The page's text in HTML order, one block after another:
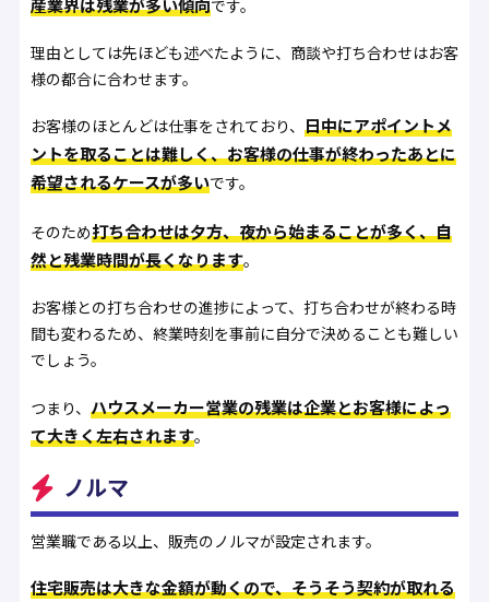
です。
理由としては先ほども述べたように、商談や打ち合わせはお客
様の都合に合わせます。
お客様のほとんどは仕事をされており、 日中にアポイントメ
ントを取ることは難しく、お客様の仕事が終わったあとに
希望されるケースが多いです。
そのため打ち合わせは夕方、夜から始まることが多く、自
然と残業時間が長くなります。
お客様との打ち合わせの進捗によって、打ち合わせが終わる時
間も変わるため、終業時刻を事前に自分で決めることも難しい
でしょう。
つまり、 ハウスメーカー営業の残業は企業とお客様によっ
て大きく左右されます。
ノルマ
営業職である以上、販売のノルマが設定されます。
住宅販売は大きな金額が動くので、そうそう契約が取れる